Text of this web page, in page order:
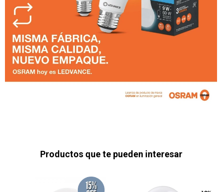
Productos que te pueden interesar